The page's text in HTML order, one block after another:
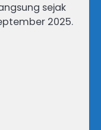
sejak
2025.